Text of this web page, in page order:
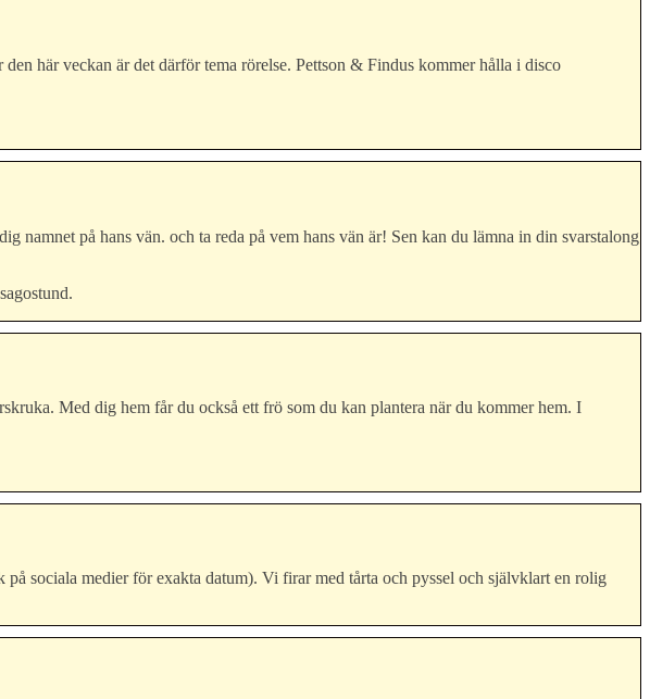
här veckan är det därför tema rörelse. Pettson & Findus kommer hålla i disco
på hans vän. och ta reda på vem hans vän är! Sen kan du lämna in din svarstalong
Med dig hem får du också ett frö som du kan plantera när du kommer hem. I
sociala medier för exakta datum). Vi firar med tårta och pyssel och självklart en rolig